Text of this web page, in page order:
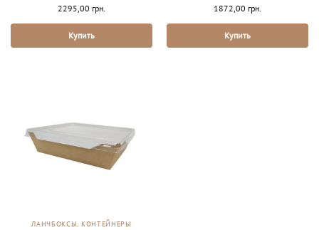
2295,00 грн.
Купить
1872,00 грн.
Купить
ЛАНЧБОКСЫ, КОНТЕЙНЕРЫ